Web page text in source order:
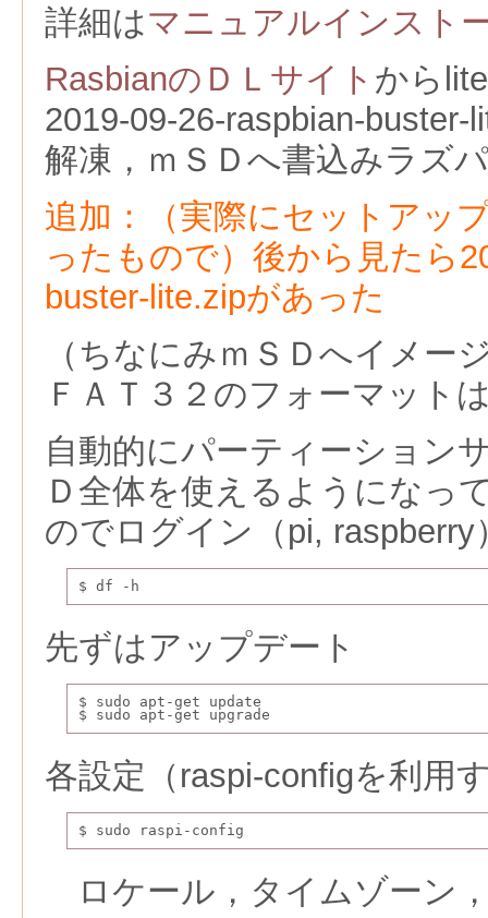
詳細はマニュアルインスト
RasbianのＤＬサイト から
2019-09-26-raspbian-
解凍，ｍＳＤへ書込みラズ
追加：（実際にセットアッ
ったもので）後から見たら
buster-lite.zipがあった
（ちなにみｍＳＤへイメー
ＦＡＴ３２のフォーマット
自動的にパーティーション
Ｄ全体を使えるようになっ
のでログイン（pi, raspberry
$ df -h
先ずはアップデート
$ sudo apt-get update
$ sudo apt-get upgrade
各設定（raspi-configを利用
$ sudo raspi-config
ロケール，タイムゾーン